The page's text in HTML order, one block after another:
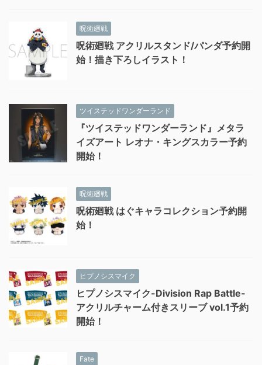
呪術廻戦
呪術廻戦 アクリルスタンド/パンダ予約開
始！描き下ろしイラスト！
ツイステッドワンダーランド
『ツイステッドワンダーランド』メタラ
イズアート レオナ・キングスカラー予約
開始！
呪術廻戦
呪術廻戦 はぐキャラコレクション予約開
始！
ヒプノシスマイク
ヒプノシスマイク-Division Rap Battle-
アクリルチャーム付きスリーブ vol.1予約
開始！
Fate